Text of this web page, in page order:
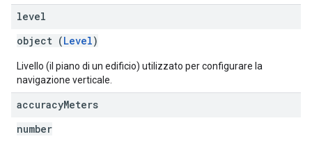
level
object (Level)
Livello (il piano di un edificio) utilizzato per configurare la
navigazione verticale.
accuracyMeters
number